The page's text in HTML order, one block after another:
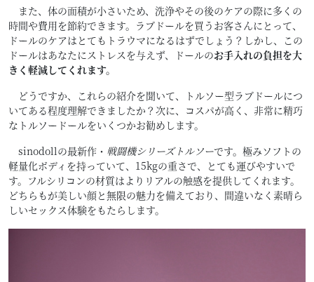
また、体の面積が小さいため、洗浄やその後のケアの際に多くの
時間や費用を節約できます。ラブドールを買うお客さんにとって、
ドールのケアはとてもトラウマになるはずでしょう？しかし、この
ドールはあなたにストレスを与えず、ドールのお手入れの負担を大
きく軽減してくれます。
どうですか、これらの紹介を聞いて、トルソー型ラブドールにつ
いてある程度理解できましたか？次に、コスパが高く、非常に精巧
なトルソードールをいくつかお勧めします。
sinodollの最新作・ 戦闘機シリーズトルソーです。極みソフトの
軽量化ボディを持っていて、15kgの重さで、とても運びやすいで
す。フルシリコンの材質はよりリアルの触感を提供してくれます。
どちらもが美しい顔と無限の魅力を備えており、間違いなく素晴ら
しいセックス体験をもたらします。